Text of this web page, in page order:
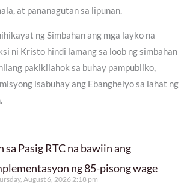
at pananagutan sa lipunan.
ng Simbahan ang mga layko na
ni Kristo hindi lamang sa loob ng simbahan
pakikilahok sa buhay pampubliko,
isabuhay ang Ebanghelyo sa lahat ng
sa Pasig RTC na bawiin ang
ng 85-pisong wage
August 6, 2026 2:18 pm